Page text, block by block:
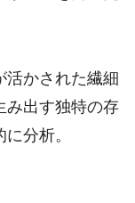
活かされた繊細
み出す独特の存
分析。